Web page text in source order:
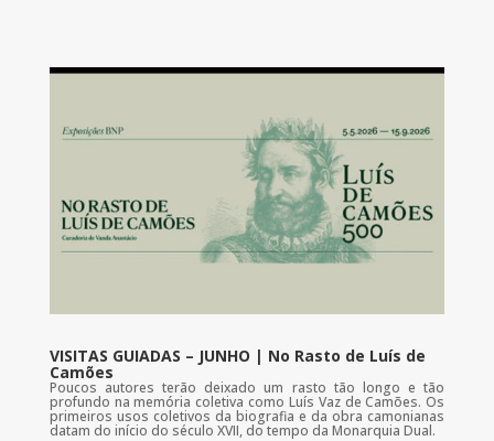
VISITAS GUIADAS – JUNHO | No Rasto de Luís de
Camões
Poucos autores terão deixado um rasto tão longo e tão
profundo na memória coletiva como Luís Vaz de Camões. Os
primeiros usos coletivos da biografia e da obra camonianas
datam do início do século XVII, do tempo da Monarquia Dual.